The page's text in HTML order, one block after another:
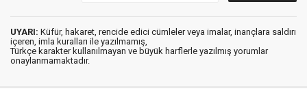
UYARI: Küfür, hakaret, rencide edici cümleler veya imalar, inançlara saldırı
içeren, imla kuralları ile yazılmamış,
Türkçe karakter kullanılmayan ve büyük harflerle yazılmış yorumlar
onaylanmamaktadır.